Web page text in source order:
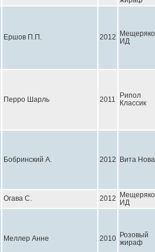
Ершов П.П. 2012
ИД
Перро Шарль 2011
Рипол
Классик
Бобринский А. 2012 Вита Нова
Огава С. 2012
ИД
Меллер Анне 2010 Розовый
жираф